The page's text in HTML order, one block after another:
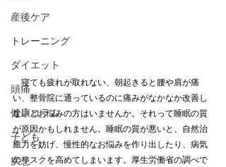
産後ケア
トレーニング
ダイエット
頭痛
健康コラム
子ども
疾患
寝ても疲れが取れない、朝起きると腰や肩が痛
い、整骨院に通っているのに痛みがなかなか改善し
ないとお悩みの方はいませんか。それって睡眠の質
が原因かもしれません。睡眠の質が悪いと、自然治
癒力を妨げ、慢性的なお悩みを作り出したり、病気
のリスクを高めてしまいます。厚生労働省の調べで